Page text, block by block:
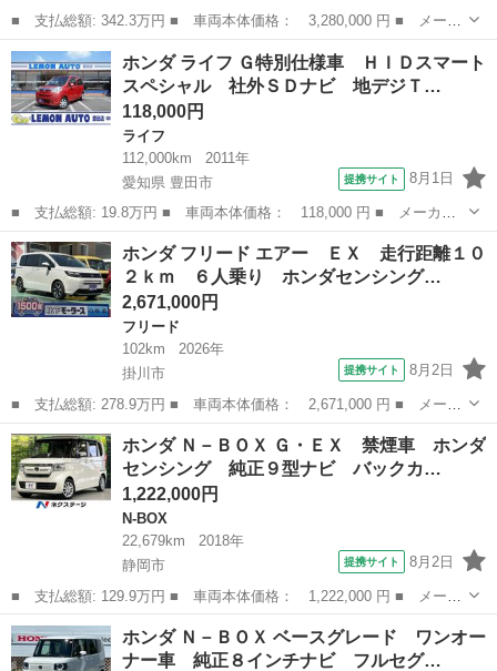
■ 支払総額: 342.3万円 ■ 車両本体価格： 3,280,000 円 ■ メーカ
ー名： ホンダ ■ 車種名： ＷＲ－Ｖ ■ グレード名： Ｚ ＤＡ
ＭＤ ＲＥＶＥＲＢリヴァーブ フェイスキット ルーフラック ギ
ャザズデ...
静岡 沼津市 ホンダ
ホンダ ライフ Ｇ特別仕様車 ＨＩＤスマート
スペシャル 社外ＳＤナビ 地デジＴ…
118,000円
ライフ
112,000km
2011年
愛知県 豊田市
提携サイト 8月1日
■ 支払総額: 19.8万円 ■ 車両本体価格： 118,000 円 ■ メーカー
名： ホンダ ■ 車種名： ライフ ■ グレード名： Ｇ特別仕様
車 ＨＩＤスマートスペシャル 社外ＳＤナビ 地デジＴＶ Ｂｌｕ
ｅｔｏｏｔｈ ...
愛知 豊田市 ライフ
ホンダ フリード エアー ＥＸ 走行距離１０
２ｋｍ ６人乗り ホンダセンシング…
2,671,000円
フリード
102km
2026年
掛川市
提携サイト 8月2日
■ 支払総額: 278.9万円 ■ 車両本体価格： 2,671,000 円 ■ メーカ
ー名： ホンダ ■ 車種名： フリード ■ グレード名： エアー
ＥＸ 走行距離１０２ｋｍ ６人乗り ホンダセンシング ＬＥＤヘ
ッドライ...
静岡 掛川市 フリード
ホンダ Ｎ－ＢＯＸ Ｇ・ＥＸ 禁煙車 ホンダ
センシング 純正９型ナビ バックカ…
1,222,000円
N-BOX
22,679km
2018年
静岡市
提携サイト 8月2日
■ 支払総額: 129.9万円 ■ 車両本体価格： 1,222,000 円 ■ メーカ
ー名： ホンダ ■ 車種名： Ｎ－ＢＯＸ ■ グレード名： Ｇ・Ｅ
Ｘ 禁煙車 ホンダセンシング 純正９型ナビ バックカメラ 電動
スライド...
静岡 静岡市 N-BOX
ホンダ Ｎ－ＢＯＸ ベースグレード ワンオー
ナー車 純正８インチナビ フルセグ…